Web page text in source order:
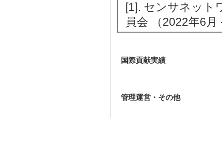
[1]. センサネット
員会 （2022年6
国際貢献実績
管理運営・その他